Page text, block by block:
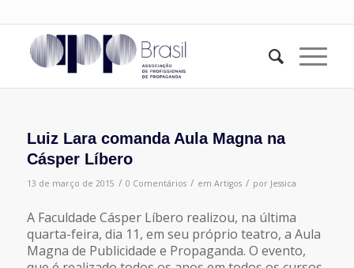
Luiz Lara comanda Aula Magna na
Cásper Líbero
13 de março de 2015 / 0 Comentários / em Artigos / por Jessica
A Faculdade Cásper Líbero realizou, na última
quarta-feira, dia 11, em seu próprio teatro, a Aula
Magna de Publicidade e Propaganda. O evento,